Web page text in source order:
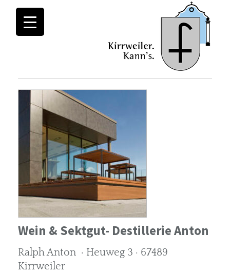
Wein & Sektgut- Destillerie Anton
Ralph Anton · Heuweg 3 · 67489
Kirrweiler